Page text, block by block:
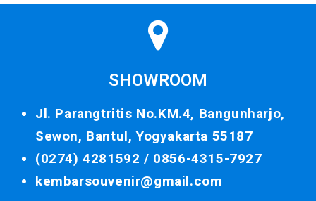
SHOWROOM
Jl. Parangtritis No.KM.4, Bangunharjo,
Sewon, Bantul, Yogyakarta 55187
(0274) 4281592 / 0856-4315-7927
kembarsouvenir@gmail.com